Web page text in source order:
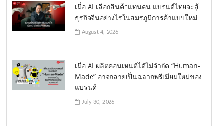
เมื่อ AI เลือกสินค้าแทนคน แบรนด์ไทยจะสู้
ธุรกิจจีนอย่างไรในสมรภูมิการค้าแบบใหม่
August 4, 2026
เมื่อ AI ผลิตคอนเทนต์ได้ไม่จำกัด “Human-
Made” อาจกลายเป็นฉลากพรีเมียมใหม่ของ
แบรนด์
July 30, 2026